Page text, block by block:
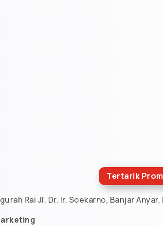
Tertarik
Rai Jl. Dr. Ir. Soekarno, Banjar